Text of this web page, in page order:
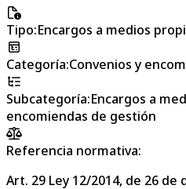
Tipo:Encargos a medios
Categoría:Convenios y
Subcategoría:Encargos a
encomiendas de gestión
Referencia normativa:
Art. 29 Ley 12/2014, de 26 de